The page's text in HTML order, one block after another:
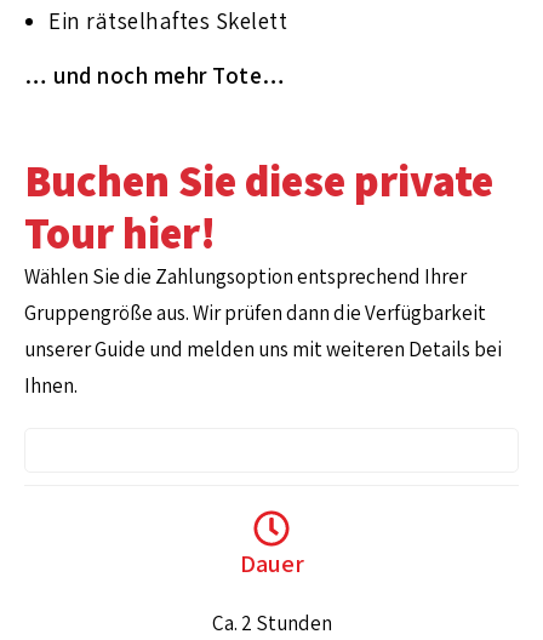
Ein rätselhaftes Skelett
… und noch mehr Tote…
Buchen Sie diese private
Tour hier!
Wählen Sie die Zahlungsoption entsprechend Ihrer
Gruppengröße aus. Wir prüfen dann die Verfügbarkeit
unserer Guide und melden uns mit weiteren Details bei
Ihnen.
Dauer
Ca. 2 Stunden